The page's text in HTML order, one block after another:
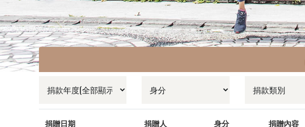
捐贈日期 捐贈人 身分 捐贈內容